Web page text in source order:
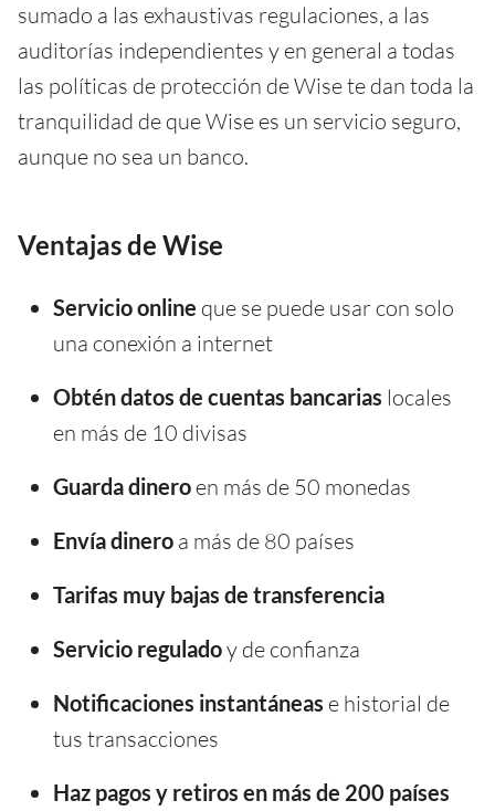
sumado a las exhaustivas regulaciones, a las
auditorías independientes y en general a todas
las políticas de protección de Wise te dan toda la
tranquilidad de que Wise es un servicio seguro,
aunque no sea un banco.
Ventajas de Wise
Servicio online que se puede usar con solo
una conexión a internet
Obtén datos de cuentas bancarias locales
en más de 10 divisas
Guarda dinero en más de 50 monedas
Envía dinero a más de 80 países
Tarifas muy bajas de transferencia
Servicio reguladoy de confianza
Notificaciones instantáneas e historial de
tus transacciones
Haz pagos y retiros en más de 200 países